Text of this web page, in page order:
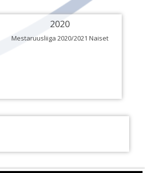
2020
Mestaruusliiga 2020/2021 Naiset